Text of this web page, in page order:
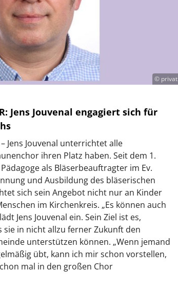
© privat
Jens Jouvenal engagiert sich für
Jens Jouvenal unterrichtet alle
ihren Platz haben. Seit dem 1.
als Bläserbeauftragter im Ev.
und Ausbildung des bläserischen
sich sein Angebot nicht nur an Kinder
im Kirchenkreis. „Es können auch
Jens Jouvenal ein. Sein Ziel ist es,
sie in nicht allzu ferner Zukunft den
unterstützen können. „Wenn jemand
übt, kann ich mir schon vorstellen,
mal in den großen Chor